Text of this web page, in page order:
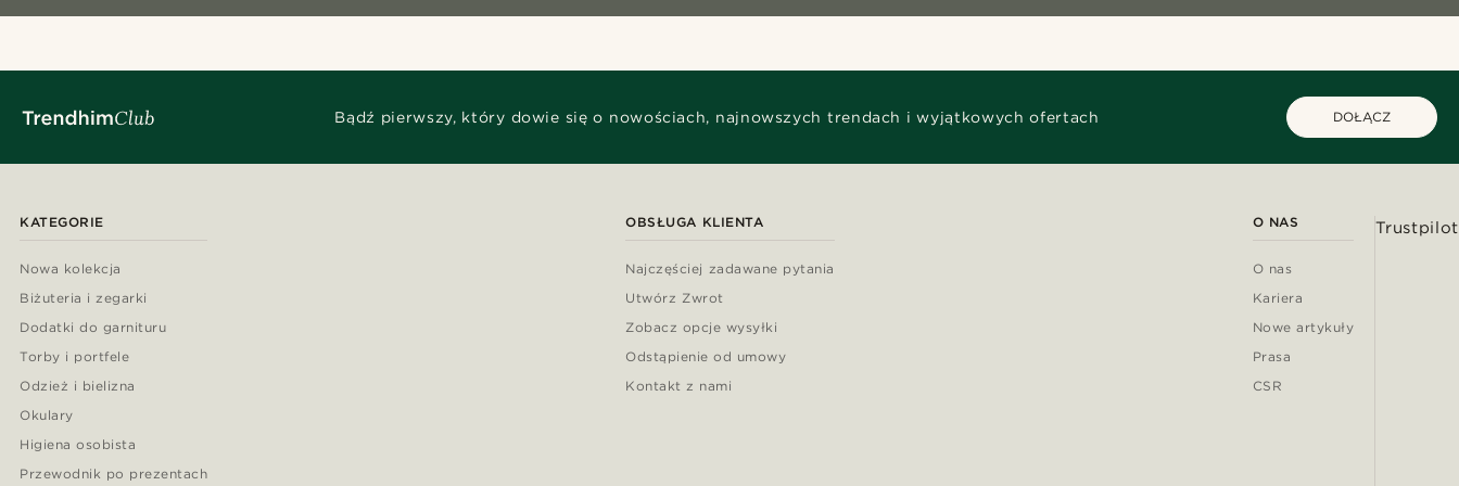
Bądź pierwszy, który dowie się o nowościach, najnowszych trendach i wyjątkowych ofertach DOŁĄCZ
KATEGORIE
Nowa kolekcja
Biżuteria i zegarki
Dodatki do garnituru
Torby i portfele
Odzież i bielizna
Okulary
Higiena osobista
Przewodnik po prezentach
OBSŁUGA KLIENTA
Najczęściej zadawane pytania
Utwórz Zwrot
Zobacz opcje wysyłki
Odstąpienie od umowy
Kontakt z nami
O NAS
O nas
Kariera
Nowe artykuły
Prasa
CSR
Trustpilot